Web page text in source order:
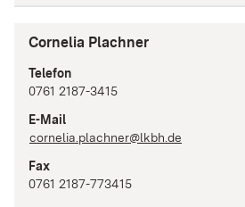
Cornelia Plachner
Telefon
0761 2187-3415
E-Mail
cornelia.plachner@lkbh.de
Fax
0761 2187-773415